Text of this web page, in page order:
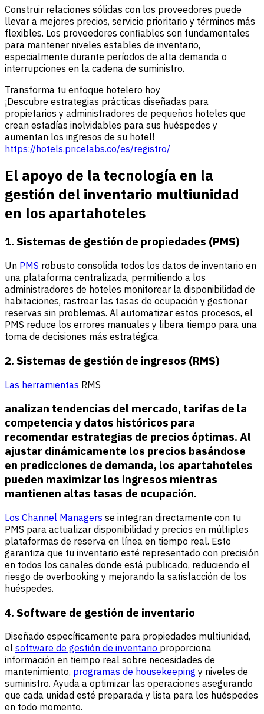
Construir relaciones sólidas con los proveedores puede
llevar a mejores precios, servicio prioritario y términos más
flexibles. Los proveedores confiables son fundamentales
para mantener niveles estables de inventario,
especialmente durante períodos de alta demanda o
interrupciones en la cadena de suministro.
Transforma tu enfoque hotelero hoy
¡Descubre estrategias prácticas diseñadas para
propietarios y administradores de pequeños hoteles que
crean estadías inolvidables para sus huéspedes y
aumentan los ingresos de su hotel!
https://hotels.pricelabs.co/es/registro/
El apoyo de la tecnología en la
gestión del inventario multiunidad
en los apartahoteles
1. Sistemas de gestión de propiedades (PMS)
Un PMS robusto consolida todos los datos de inventario en
una plataforma centralizada, permitiendo a los
administradores de hoteles monitorear la disponibilidad de
habitaciones, rastrear las tasas de ocupación y gestionar
reservas sin problemas. Al automatizar estos procesos, el
PMS reduce los errores manuales y libera tiempo para una
toma de decisiones más estratégica.
2. Sistemas de gestión de ingresos (RMS)
Las herramientas RMS
analizan tendencias del mercado, tarifas de la
competencia y datos históricos para
recomendar estrategias de precios óptimas. Al
ajustar dinámicamente los precios basándose
en predicciones de demanda, los apartahoteles
pueden maximizar los ingresos mientras
mantienen altas tasas de ocupación.
Los Channel Managers se integran directamente con tu
PMS para actualizar disponibilidad y precios en múltiples
plataformas de reserva en línea en tiempo real. Esto
garantiza que tu inventario esté representado con precisión
en todos los canales donde está publicado, reduciendo el
riesgo de overbooking y mejorando la satisfacción de los
huéspedes.
4. Software de gestión de inventario
Diseñado específicamente para propiedades multiunidad,
el software de gestión de inventario proporciona
información en tiempo real sobre necesidades de
mantenimiento, programas de housekeeping y niveles de
suministro. Ayuda a optimizar las operaciones asegurando
que cada unidad esté preparada y lista para los huéspedes
en todo momento.